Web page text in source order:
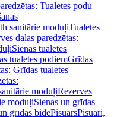
Tualetes podu
sanitārie moduļiTualetes
daļas paredzētas:
Sienas tualetes
tualetes podiemGrīdas
Grīdas tualetes
moduļiRezerves
moduļiSienas un grīdas
grīdas bidēPisuārsPisuāri,